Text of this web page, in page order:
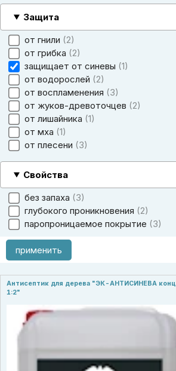
Защита
от гнили 2
от грибка 2
защищает от синевы 1
от водорослей 2
от воспламенения
3
от жуков-древоточцев 2
от лишайника 1
от мха 1
от плесени
3
Свойства
без запаха
3
глубокого проникновения 2
паропроницаемое покрытие
3
применить
Антисептик для дерева "ЭК-АНТИСИНЕВА конц
1:2"